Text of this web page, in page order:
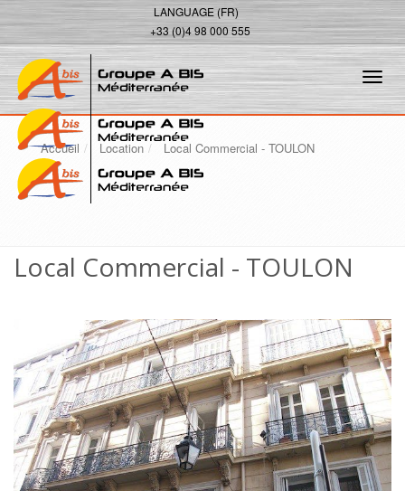
LANGUAGE (FR)
+33 (0)4 98 000 555
Accueil Location Local Commercial - TOULON
Local Commercial - TOULON